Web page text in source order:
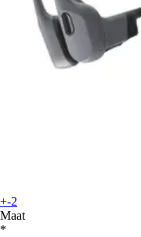
+-2
Maat
*